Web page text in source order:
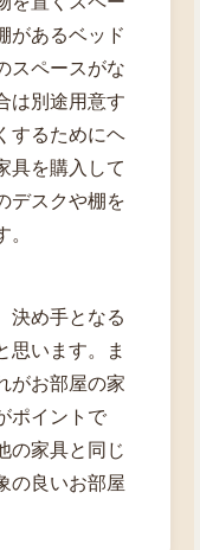
があるベッド
スペースがな
は別途用意す
するためにヘ
具を購入して
デスクや棚を
決め手となる
思います。ま
がお部屋の家
ポイントで
の家具と同じ
の良いお部屋